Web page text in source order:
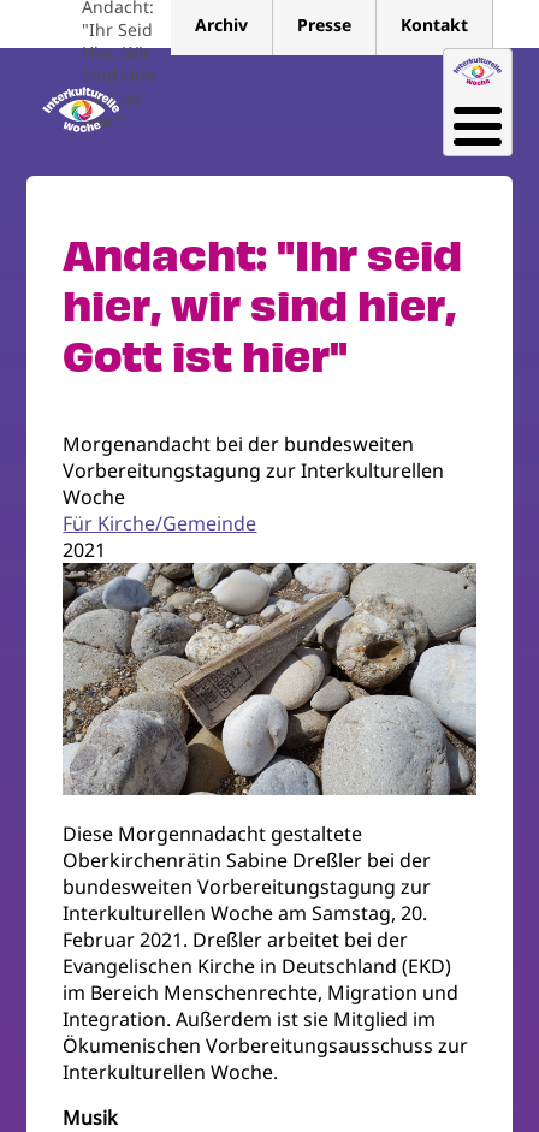
Andacht:
"Ihr Seid
Hier, Wir
Sind Hier,
Gott Ist
Hier"
Archiv Presse Kontakt
Andacht: "Ihr seid
hier, wir sind hier,
Gott ist hier"
Morgenandacht bei der bundesweiten
Vorbereitungstagung zur Interkulturellen
Woche
Für Kirche/Gemeinde
2021
Diese Morgennadacht gestaltete
Oberkirchenrätin Sabine Dreßler bei der
bundesweiten Vorbereitungstagung zur
Interkulturellen Woche am Samstag, 20.
Februar 2021. Dreßler arbeitet bei der
Evangelischen Kirche in Deutschland (EKD)
im Bereich Menschenrechte, Migration und
Integration. Außerdem ist sie Mitglied im
Ökumenischen Vorbereitungsausschuss zur
Interkulturellen Woche.
Musik